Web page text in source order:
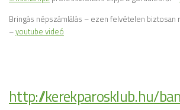
Bringás népszámlálás – ezen felvételen biztosan
–youtube videó
http://kerekparosklub.hu/